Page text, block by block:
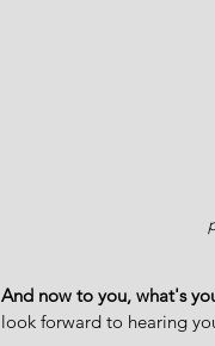
And now to you, what's
look forward to hearing